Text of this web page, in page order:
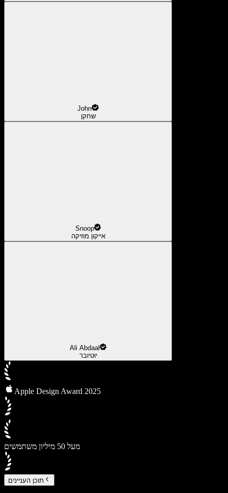
John
שחקן
Snoop
אייקון מוזיקה
Ali Abdaal
יוטיובר
Apple Design Award 2025
מעל 50 מיליון משתמשים
תוכן העניינים